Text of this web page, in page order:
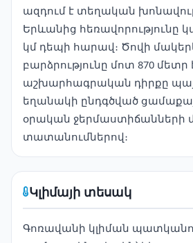
ազդում է տեղական
Երևանից հեռավորությունը
կմ դեպի հարավ։ Ծովի
բարձրությունը մոտ 870 մետր
աշխարհագրական դիրքը
եղանակի ընդգծված
օրական ջերմաստիճանների
տատանումներով։
Կլիմայի տեսակ
Գոռավանի կլիման